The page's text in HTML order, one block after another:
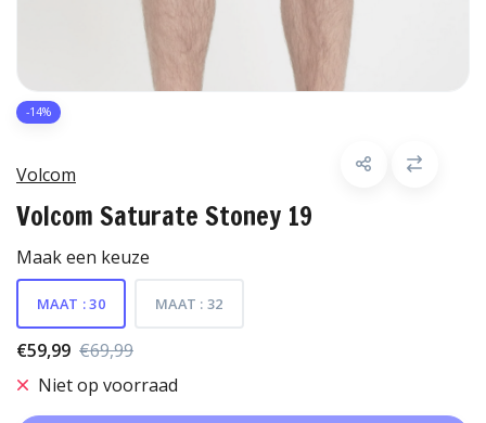
-14%
Volcom
Volcom Saturate Stoney 19
Maak een keuze
MAAT : 30 MAAT : 32
€59,99 €69,99
Niet op voorraad